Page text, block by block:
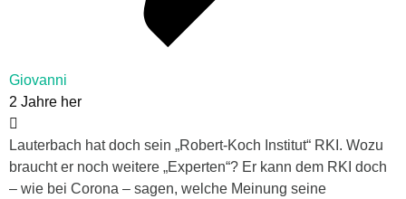
Giovanni
2 Jahre her
Lauterbach hat doch sein „Robert-Koch Institut“ RKI. Wozu
braucht er noch weitere „Experten“? Er kann dem RKI doch
– wie bei Corona – sagen, welche Meinung seine